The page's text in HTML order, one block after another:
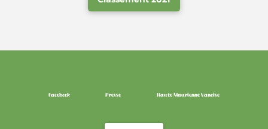
Facebook Presse Haute Maurienne Vanoise